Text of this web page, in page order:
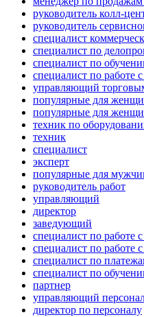
руководитель колл-
руководитель
специалист
специалист по
специалист по
специалист по работе
управляющий
популярные для
популярные для
техник по
техник
специалист
эксперт
популярные для
руководитель работ
управляющий
директор
заведующий
специалист по работе
специалист по работе
специалист по
специалист по
партнер
управляющий
директор по персоналу